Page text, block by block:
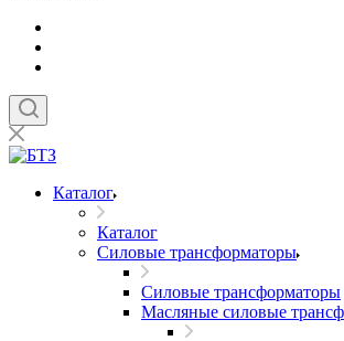
Каталог
Каталог
Силовые трансформаторы
Силовые трансформаторы
Масляные силовые